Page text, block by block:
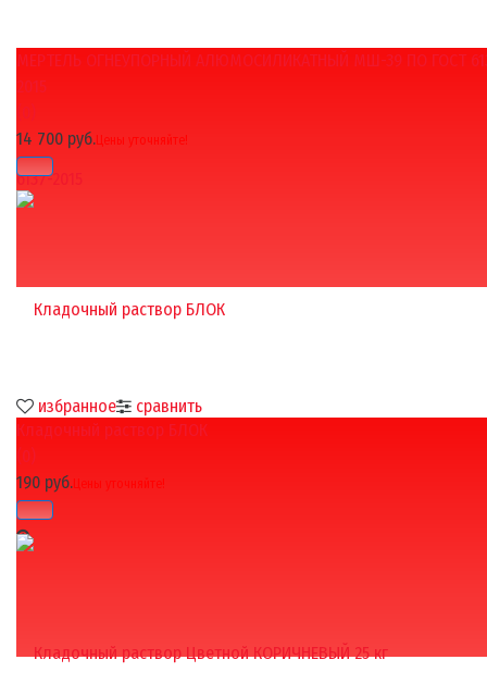
избранное сравнить
избранное сравнить
МЕРТЕЛЬ ОГНЕУПОРНЫЙ АЛЮМОСИЛИКАТНЫЙ МШ-39 ПО ГОСТ
2015
14 700 руб.Цены уточняйте!
Кладочный раствор БЛОК
(0)
190 руб.Цены уточняйте!